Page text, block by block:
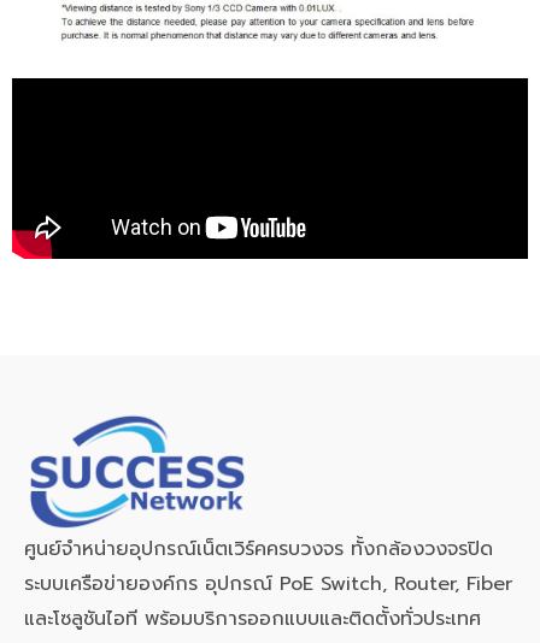
ศูนย์จำหน่ายอุปกรณ์เน็ตเวิร์คครบวงจร ทั้งกล้องวงจรปิด
ระบบเครือข่ายองค์กร อุปกรณ์ PoE Switch, Router, Fiber
และโซลูชันไอที พร้อมบริการออกแบบและติดตั้งทั่วประเทศ